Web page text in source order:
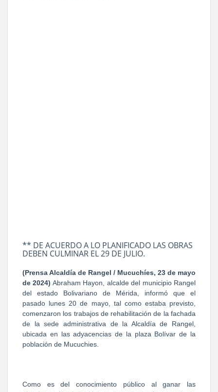
** DE ACUERDO A LO PLANIFICADO LAS OBRAS
DEBEN CULMINAR EL 29 DE JULIO.
(Prensa Alcaldía de Rangel / Mucuchíes, 23 de mayo
de 2024) Abraham Hayon, alcalde del municipio Rangel
del estado Bolivariano de Mérida, informó que el
pasado lunes 20 de mayo, tal como estaba previsto,
comenzaron los trabajos de rehabilitación de la fachada
de la sede administrativa de la Alcaldía de Rangel,
ubicada en las adyacencias de la plaza Bolívar de la
población de Mucuchies.
Como es del conocimiento público al ganar las